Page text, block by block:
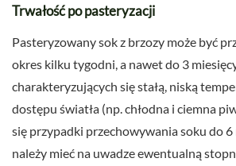
Trwałość po pasteryzacji
Pasteryzowany sok z brzozy może być
okres kilku tygodni, a nawet do 3
charakteryzujących się stałą, niską
dostępu światła (np. chłodna i ciemna
się przypadki przechowywania soku do 6
należy mieć na uwadze ewentualną